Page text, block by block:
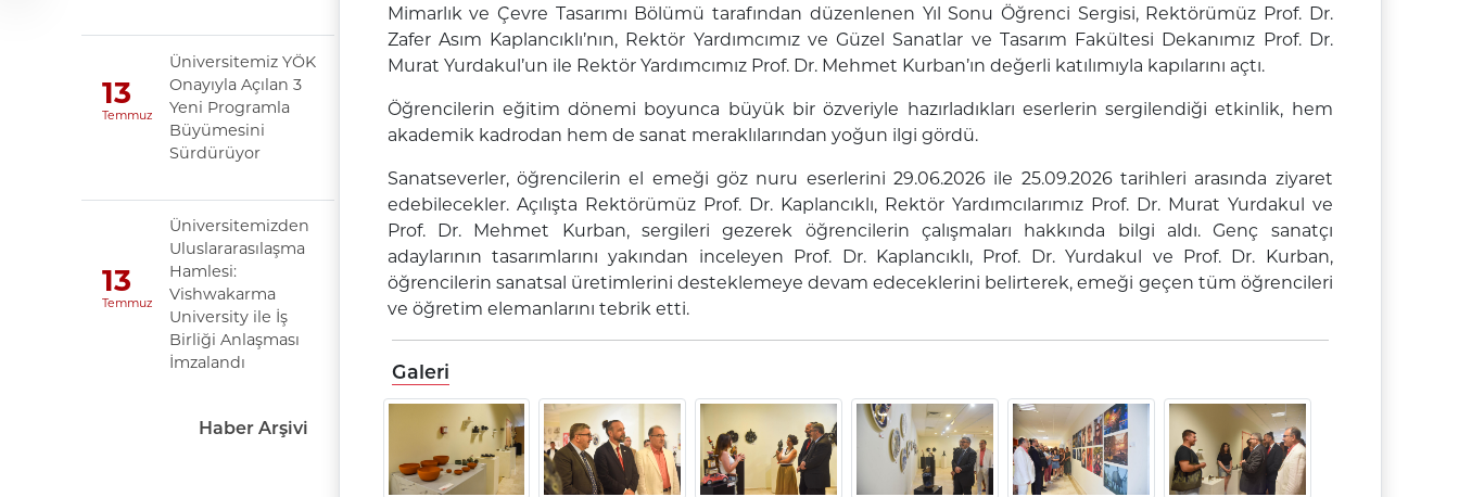
13
Temmuz
Üniversitemiz YÖK
Onayıyla Açılan 3
Yeni Programla
Büyümesini
Sürdürüyor
13
Temmuz
Üniversitemizden
Uluslararasılaşma
Hamlesi:
Vishwakarma
University ile İş
Birliği Anlaşması
İmzalandı
Haber Arşivi
Mimarlık ve Çevre Tasarımı Bölümü tarafından düzenlenen Yıl Sonu Öğrenci Sergisi, Rektörümüz Prof. Dr.
Zafer Asım Kaplancıklı’nın, Rektör Yardımcımız ve Güzel Sanatlar ve Tasarım Fakültesi Dekanımız Prof. Dr.
Murat Yurdakul’un ile Rektör Yardımcımız Prof. Dr. Mehmet Kurban’ın değerli katılımıyla kapılarını açtı.
Öğrencilerin eğitim dönemi boyunca büyük bir özveriyle hazırladıkları eserlerin sergilendiği etkinlik, hem
akademik kadrodan hem de sanat meraklılarından yoğun ilgi gördü.
Sanatseverler, öğrencilerin el emeği göz nuru eserlerini 29.06.2026 ile 25.09.2026 tarihleri arasında ziyaret
edebilecekler.Açılışta Rektörümüz Prof. Dr. Kaplancıklı, Rektör Yardımcılarımız Prof. Dr. Murat Yurdakul ve
Prof. Dr. Mehmet Kurban, sergileri gezerek öğrencilerin çalışmaları hakkında bilgi aldı. Genç sanatçı
adaylarının tasarımlarını yakından inceleyen Prof. Dr. Kaplancıklı, Prof. Dr. Yurdakul ve Prof. Dr. Kurban,
öğrencilerin sanatsal üretimlerini desteklemeye devam edeceklerini belirterek, emeği geçen tüm öğrencileri
ve öğretim elemanlarını tebrik etti.
Galeri